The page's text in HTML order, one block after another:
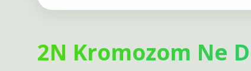
2N Kromozom Ne